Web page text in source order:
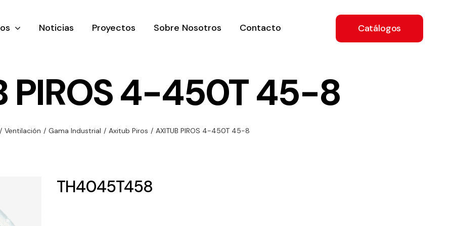
y
de
y
Ventilación
ventilación
Iluminación
Noticias Proyectos Sobre Nosotros Contacto Catálogos
PIROS 4-450T 45-8
/ Ventilación / Gama Industrial / Axitub Piros / AXITUB PIROS 4-450T 45-8
TH4045T458